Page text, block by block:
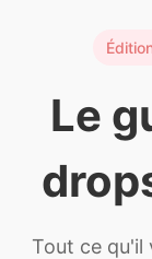
Le
Tout ce qu'il